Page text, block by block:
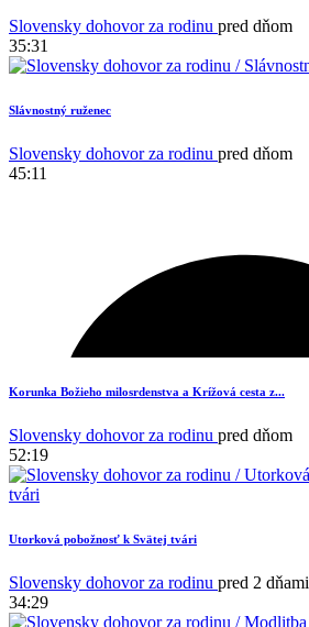
Slovensky dohovor za rodinu pred dňom
35:31
Slávnostný ruženec
Slovensky dohovor za rodinu pred dňom
45:11
Korunka Božieho milosrdenstva a Krížová cesta z...
Slovensky dohovor za rodinu pred dňom
52:19
Utorková pobožnosť k Svätej tvári
Slovensky dohovor za rodinu pred 2 dňami
34:29